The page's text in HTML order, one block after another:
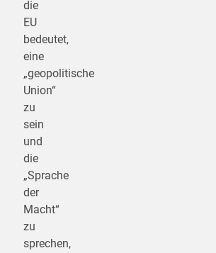
die
EU
bedeutet,
eine
„geopolitische
Union“
zu
sein
und
die
„Sprache
der
Macht“
zu
sprechen,